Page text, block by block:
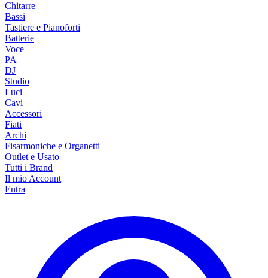
Chitarre
Bassi
Tastiere e Pianoforti
Batterie
Voce
PA
DJ
Studio
Luci
Cavi
Accessori
Fiati
Archi
Fisarmoniche e Organetti
Outlet e Usato
Tutti i Brand
Il mio Account
Entra